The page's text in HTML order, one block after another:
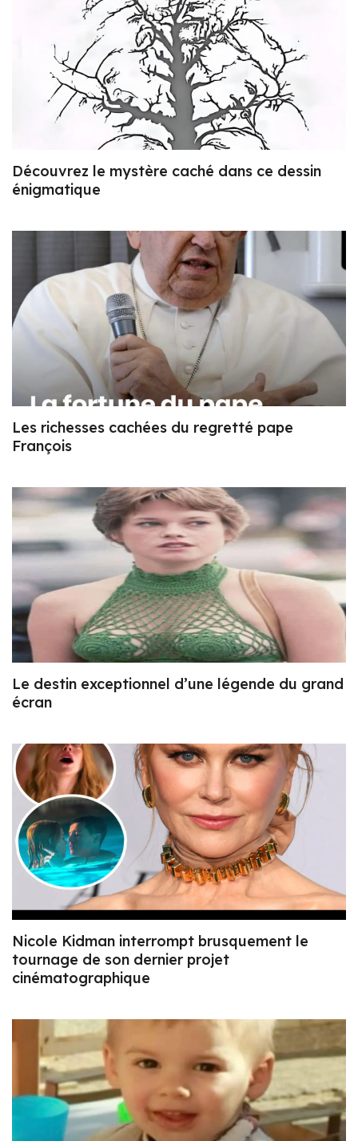
Découvrez le mystère caché dans ce dessin
énigmatique
Les richesses cachées du regretté pape
François
Le destin exceptionnel d’une légende du grand
écran
Nicole Kidman interrompt brusquement le
tournage de son dernier projet
cinématographique